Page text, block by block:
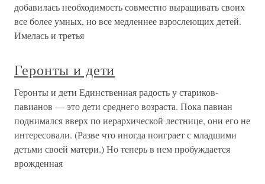
добавилась необходимость совместно выращивать своих
все более умных, но все медленнее взрослеющих детей.
Имелась и третья
Геронты и дети
Геронты и дети Единственная радость у стариков-
павианов — это дети среднего возраста. Пока павиан
поднимался вверх по иерархической лестнице, они его не
интересовали. (Разве что иногда поиграет с младшими
детьми своей матери.) Но теперь в нем пробуждается
врожденная